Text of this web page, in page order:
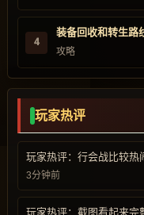
4
装备回收和转生路
攻略
玩家热评
玩家热评：行会战比较热
3分钟前
玩家热评：截图看起来完